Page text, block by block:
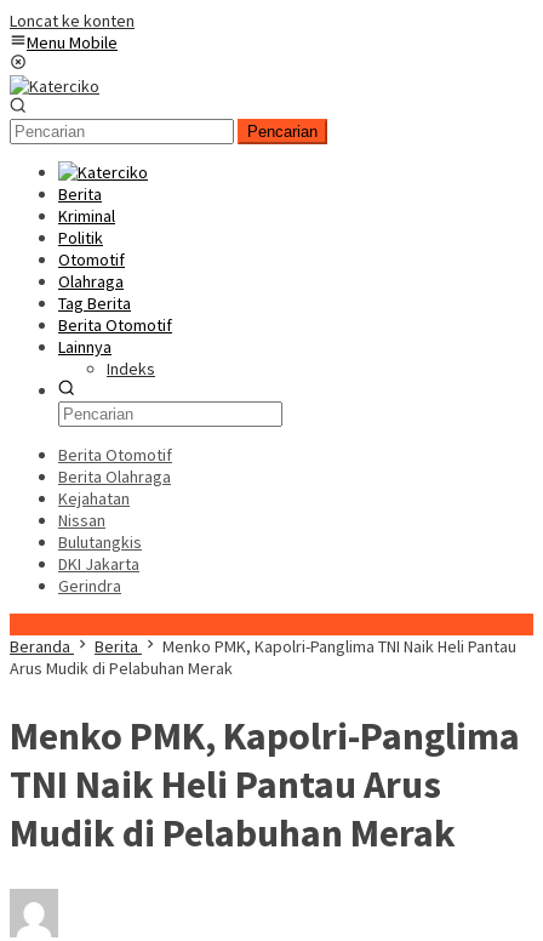
Loncat ke konten
Menu Mobile
Pencarian
Berita
Kriminal
Politik
Otomotif
Olahraga
Tag Berita
Berita Otomotif
Lainnya
Indeks
Berita Otomotif
Berita Olahraga
Kejahatan
Nissan
Bulutangkis
DKI Jakarta
Gerindra
Beranda
Berita
Menko PMK, Kapolri-Panglima TNI Naik Heli Pantau
Arus Mudik di Pelabuhan Merak
Menko PMK, Kapolri-Panglima
TNI Naik Heli Pantau Arus
Mudik di Pelabuhan Merak